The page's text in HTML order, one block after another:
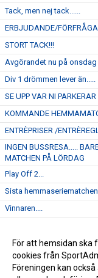
Tack, men nej tack......
ERBJUDANDE/
STORT TACK!!!
Avgörandet nu på onsdag
Div 1 drömmen lever än.....
SE UPP VAR NI
KOMMANDE
ENTRÈPRISER /
INGEN BUSSRESA.....
MATCHEN PÅ LÖRDAG
Play Off 2...
Sista hemmaseriematchen
Vinnaren....
Kommande
NYHET...
För att hemsidan ska
cookies från
Föreningen kan